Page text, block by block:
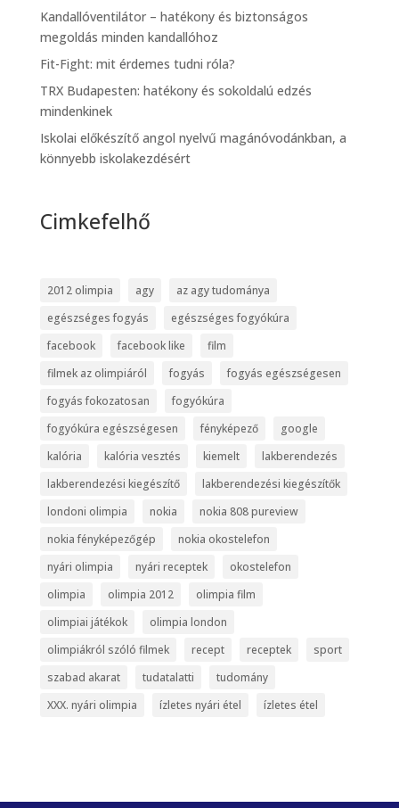
Kandallóventilátor – hatékony és biztonságos
megoldás minden kandallóhoz
Fit-Fight: mit érdemes tudni róla?
TRX Budapesten: hatékony és sokoldalú edzés
mindenkinek
Iskolai előkészítő angol nyelvű magánóvodánkban, a
könnyebb iskolakezdésért
Cimkefelhő
2012 olimpia agy
az agy tudománya
egészséges fogyás
egészséges fogyókúra
facebook
facebook like
film
filmek az olimpiáról
fogyás
fogyás egészségesen
fogyás fokozatosan
fogyókúra
fogyókúra egészségesen
fényképező
google
kalória
kalória vesztés kiemelt
lakberendezés
lakberendezési kiegészítő
lakberendezési kiegészítők
londoni olimpia
nokia
nokia 808 pureview
nokia fényképezőgép
nokia okostelefon
nyári olimpia
nyári receptek
okostelefon
olimpia
olimpia 2012
olimpia film
olimpiai játékok
olimpia london
olimpiákról szóló filmek
recept receptek
sport
szabad akarat
tudatalatti
tudomány
XXX. nyári olimpia
ízletes nyári étel ízletes étel